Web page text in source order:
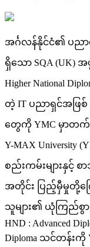
အင်္ဂလန်နိုင်ငံ၏ ပညာ
ရှိသော SQA (UK)
Higher National
တဲ့ IT ပညာရှင်အဖြ
တွေကို YMC မှာတက်
Y-MAX
စည်းကမ်းများနှင့် စ
အတိုင်း ပြည့်မှီမှုတို့ကြ
သူများ၏ ယုံကြည်စွာ
HND : Advanced
Diploma သင်တန်းကို